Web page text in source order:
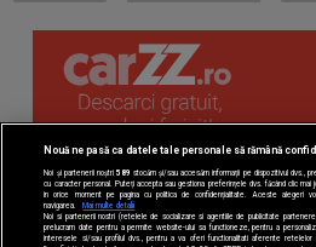
Nouă ne pasă ca datele tale personale să rămână
Noi și partenerii noștri 589 stocăm și/sau accesăm informații pe dispozitivul dvs.,
cu caracter personal. Puteți accepta sau gestiona preferințele dvs. făcând clic
în orice moment pe pagina cu politica de confidențialitate. Aceste alegeri
navigarea.
Mai multe detalii
Noi si partenerii nostri (retelele de socializare si agentiile de publicitate
prelucram date pentru a permite website-ului sa functioneze, pentru a
interesele si/sau profilul dvs., pentru a va oferi functionalitati aferente